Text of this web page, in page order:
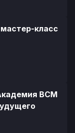
мастер-класс
ВСМ